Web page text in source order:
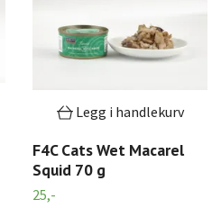
Legg i handlekurv
F4C Cats Wet Macarel
Squid 70 g
25,-